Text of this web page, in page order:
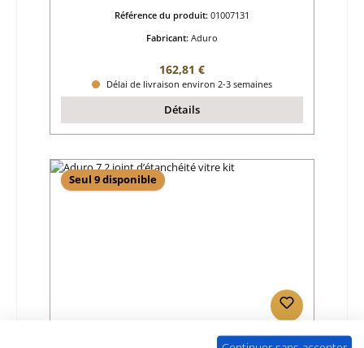
Référence du produit: 01007131
Fabricant: Aduro
Prix régulier :
162,81 €
Délai de livraison environ 2-3 semaines
Détails
Seul 9 disponible
Aduro 7.2 joint d’étanchéité vitre kit